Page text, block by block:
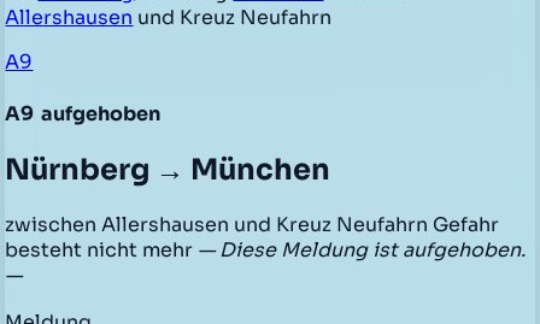
Allershausen und Kreuz Neufahrn
A9
A9 aufgehoben
Nürnberg → München
zwischen Allershausen und Kreuz Neufahrn Gefahr
besteht nicht mehr — Diese Meldung ist aufgehoben.
—